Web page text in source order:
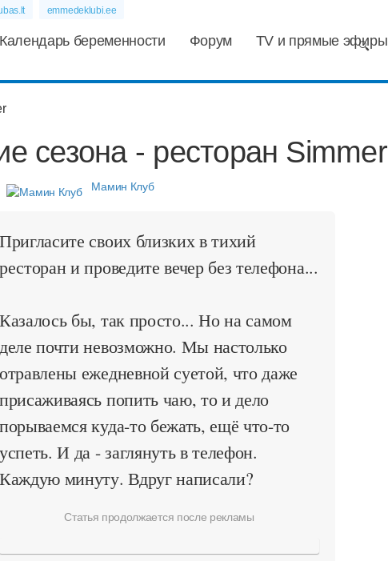
emmedeklubi.ee
Календарь беременности Форум TV и прямые эфиры
сезона - ресторан Simmer
Мамин Клуб
Пригласите своих близких в тихий
ресторан и проведите вечер без телефона...
Казалось бы, так просто... Но на самом
деле почти невозможно. Мы настолько
отравлены ежедневной суетой, что даже
присаживаясь попить чаю, то и дело
порываемся куда-то бежать, ещё что-то
успеть. И да - заглянуть в телефон.
Каждую минуту. Вдруг написали?
Статья продолжается после рекламы